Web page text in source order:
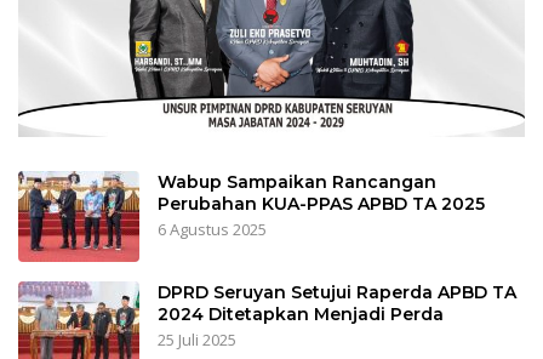
Wabup Sampaikan Rancangan
Perubahan KUA-PPAS APBD TA 2025
6 Agustus 2025
DPRD Seruyan Setujui Raperda APBD TA
2024 Ditetapkan Menjadi Perda
25 Juli 2025